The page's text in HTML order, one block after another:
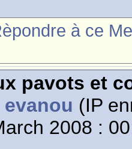
à ce
pavots et
evanou (IP
2008 :